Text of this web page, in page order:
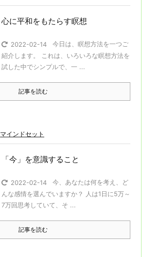
心に平和をもたらす瞑想
2022-02-14
今日は、瞑想方法を一つご
紹介します。 これは、いろいろな瞑想方法を
試した中でシンプルで、一 ...
記事を読む
マインドセット
「今」を意識すること
2022-02-14
今、あなたは何を考え、ど
んな感情を選んでいますか？ 人は1日に5万～
7万回思考していて、そ ...
記事を読む